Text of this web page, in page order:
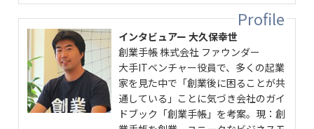
インタビュアー 大久保幸世
創業手帳 株式会社 ファウンダー
大手ITベンチャー役員で、多くの起業
家を見た中で「創業後に困ることが共
通している」ことに気づき会社のガイ
ドブック「創業手帳」を考案。現：創